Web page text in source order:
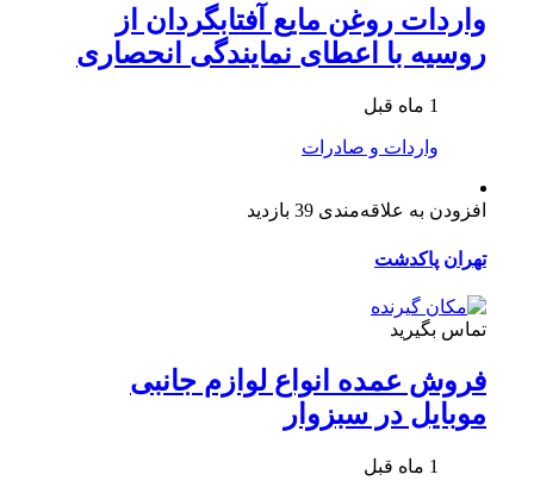
واردات روغن مایع آفتابگردان از
روسیه با اعطای نمایندگی انحصاری
1 ماه قبل
واردات و صادرات
افزودن به علاقه‌مندی 39 بازدید
تهران پاکدشت
تماس بگیرید
فروش عمده انواع لوازم جانبی
موبایل در سبزوار
1 ماه قبل